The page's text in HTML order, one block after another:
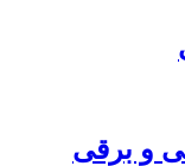
و برقی